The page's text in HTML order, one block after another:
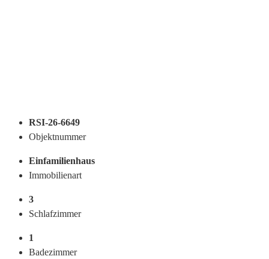
RSI-26-6649
Objektnummer
Einfamilienhaus
Immobilienart
3
Schlafzimmer
1
Badezimmer